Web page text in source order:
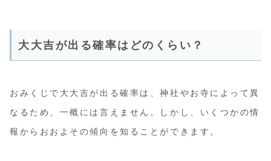
大大吉が出る確率はどのくらい？
おみくじで大大吉が出る確率は、神社やお寺によって異
なるため、一概には言えません。しかし、いくつかの情
報からおおよその傾向を知ることができます。